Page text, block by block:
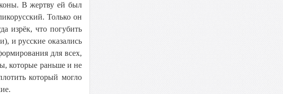
В жертву ей был
Только он
изрёк, что погубить
и русские оказались
для всех,
которые раньше и не
который могло